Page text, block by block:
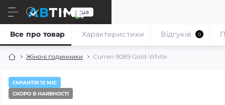
ru ua
Жіночі годинники Curren 9089 Gold-White
Все про товар Характеристики Відгуків 0
ГАРАНТІЯ 12 МІС
СКОРО В НАЯВНОСТІ